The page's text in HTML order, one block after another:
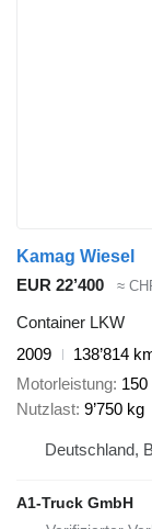
Kamag Wiesel
EUR 22’400
≈
Container LKW
2009
138’814
Motorleistung 150
Nutzlast 9’750 kg
Deutschland,
A1-Truck GmbH